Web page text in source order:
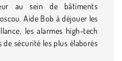
au sein de bâtiments
Aide Bob à déjouer les
les alarmes high-tech
sécurité les plus élaborés